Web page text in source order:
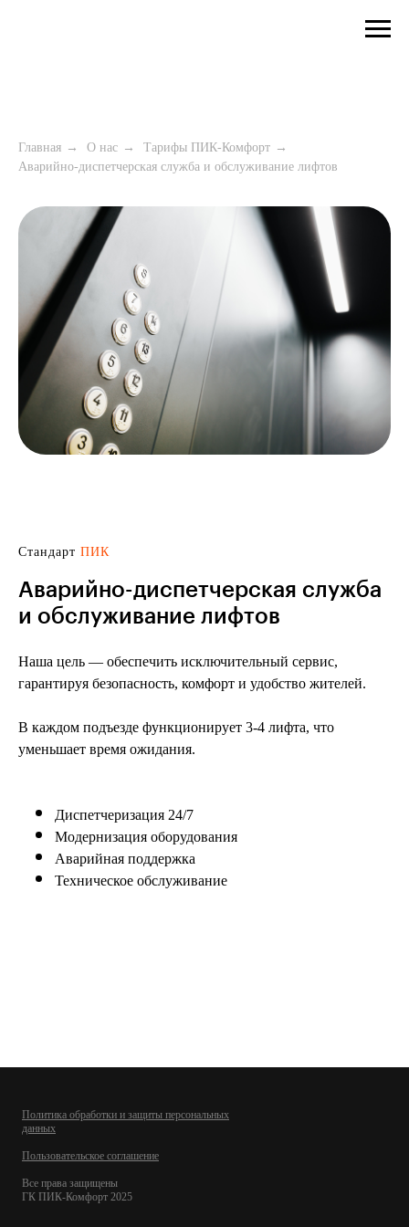
Главная → О нас → Тарифы ПИК-Комфорт →
Аварийно-диспетчерская служба и обслуживание лифтов
Стандарт ПИК
Аварийно-диспетчерская служба
и обслуживание лифтов
Наша цель — обеспечить исключительный сервис,
гарантируя безопасность, комфорт и удобство жителей.
В каждом подъезде функционирует 3-4 лифта, что
уменьшает время ожидания.
Диспетчеризация 24/7
Модернизация оборудования
Аварийная поддержка
Техническое обслуживание
Политика обработки и защиты персональных
данных
Пользовательское соглашение
Все права защищены
ГК ПИК-Комфорт 2025